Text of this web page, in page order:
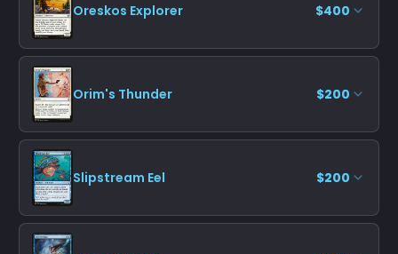
Oreskos Explorer $400
Orim's Thunder $200
Slipstream Eel $200